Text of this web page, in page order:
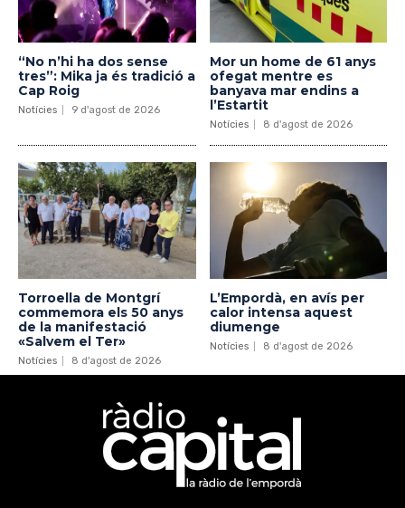
“No n’hi ha dos sense
tres”: Mika ja és tradició a
Cap Roig
Notícies 9 d'agost de 2026
Mor un home de 61 anys
ofegat mentre es
banyava mar endins a
l’Estartit
Notícies 8 d'agost de 2026
Torroella de Montgrí
commemora els 50 anys
de la manifestació
«Salvem el Ter»
Notícies 8 d'agost de 2026
L’Empordà, en avís per
calor intensa aquest
diumenge
Notícies 8 d'agost de 2026